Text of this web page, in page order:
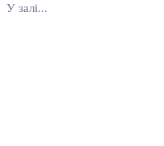
У залі...